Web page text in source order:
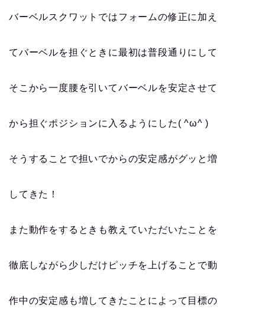
バーベルスクワットではフォームの修正に加え
てバーベルを担ぐときに最初は普段通りにして
そこから一度腰を引いてバーベルを安定させて
から担ぐポジションに入るようにした( ^ω^ )
そうすることで担いでからの安定感がグッと増
してきた！
また動作をするときも教えていただいたことを
徹底しながら少しだけピッチを上げることで動
作中の安定感も増してきたことによって目標の